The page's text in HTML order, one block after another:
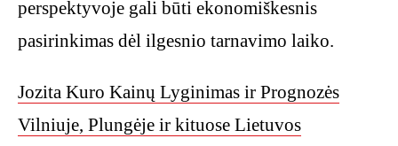
perspektyvoje gali būti ekonomiškesnis
pasirinkimas dėl ilgesnio tarnavimo laiko.
Jozita Kuro Kainų Lyginimas ir Prognozės
Vilniuje, Plungėje ir kituose Lietuvos